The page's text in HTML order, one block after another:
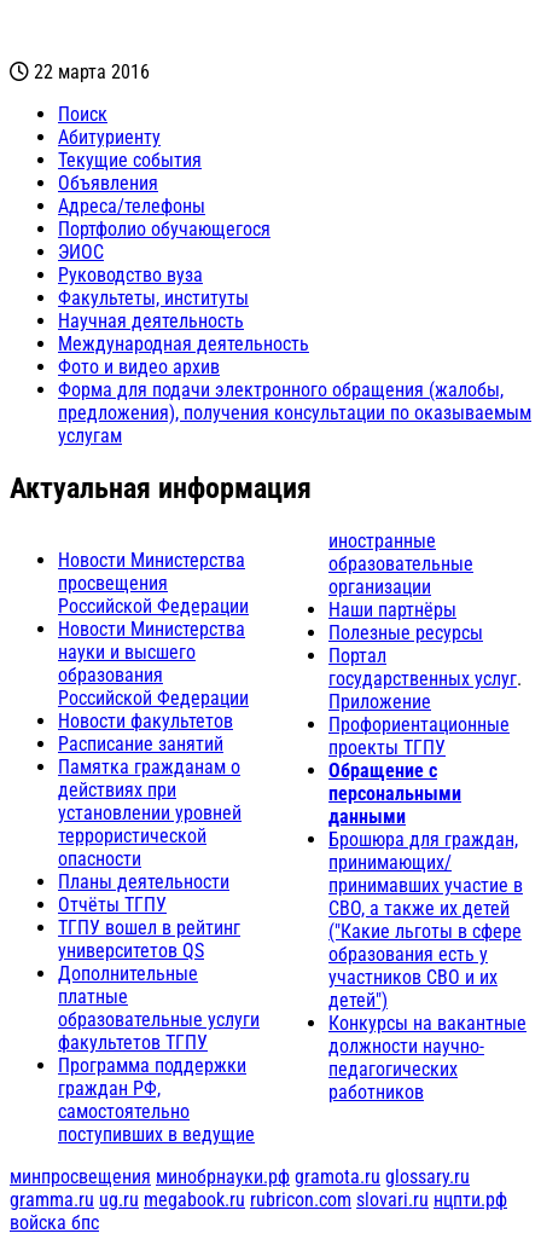
22 марта 2016
Поиск
Абитуриенту
Текущие события
Объявления
Адреса/телефоны
Портфолио обучающегося
ЭИОС
Руководство вуза
Факультеты, институты
Научная деятельность
Международная деятельность
Фото и видео архив
Форма для подачи электронного обращения (жалобы,
предложения), получения консультации по оказываемым
услугам
Актуальная информация
Новости Министерства
просвещения
Российской Федерации
Новости Министерства
науки и высшего
образования
Российской Федерации
Новости факультетов
Расписание занятий
Памятка гражданам о
действиях при
установлении уровней
террористической
опасности
Планы деятельности
Отчёты ТГПУ
ТГПУ вошел в рейтинг
университетов QS
Дополнительные
платные
образовательные услуги
факультетов ТГПУ
Программа поддержки
граждан РФ,
самостоятельно
поступивших в ведущие
иностранные
образовательные
организации
Наши партнёры
Полезные ресурсы
Портал
государственных услуг.
Приложение
Профориентационные
проекты ТГПУ
Обращение с
персональными
данными
Брошюра для граждан,
принимающих/
принимавших участие в
СВО, а также их детей
("Какие льготы в сфере
образования есть у
участников СВО и их
детей")
Конкурсы на вакантные
должности научно-
педагогических
работников
минпросвещения минобрнауки.рф gramota.ru glossary.ru
gramma.ru ug.ru megabook.ru rubricon.com slovari.ru нцпти.рф
войска бпс